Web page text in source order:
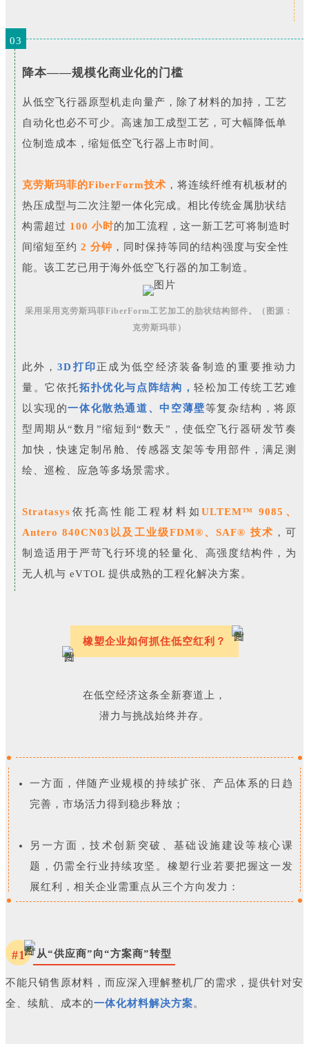
03
降本——规模化商业化的门槛
从低空飞行器原型机走向量产，除了材料的加持，工艺
自动化也必不可少。高速加工成型工艺，可大幅降低单
位制造成本，缩短低空飞行器上市时间。
克劳斯玛菲的FiberForm技术 ，将连续纤维有机板材的
热压成型与二次注塑一体化完成。相比传统金属肋状结
构需超过 100 小时的加工流程，这一新工艺可将制造时
间缩短至约 2 分钟 ，同时保持等同的结构强度与安全性
能。该工艺已用于海外低空飞行器的加工制造。
采用采用克劳斯玛菲FiberForm工艺加工的肋状结构部件。（图源：
克劳斯玛菲）
此外，3D打印正成为低空经济装备制造的重要推动力
量。它依托拓扑优化与点阵结构，轻松加工传统工艺难
以实现的一体化散热通道、中空薄壁等复杂结构，将原
型周期从“数月”缩短到“数天”，使低空飞行器研发节奏
加快，快速定制吊舱、传感器支架等专用部件，满足测
绘、巡检、应急等多场景需求。
Stratasys 依托高性能工程材料如ULTEM™ 9085、
Antero 840CN03以及工业级FDM®、SAF® 技术 ，可
制造适用于严苛飞行环境的轻量化、高强度结构件，为
无人机与 eVTOL 提供成熟的工程化解决方案。
橡塑企业如何抓住低空红利？
在低空经济这条全新赛道上，
潜力与挑战始终并存。
一方面，伴随产业规模的持续扩张、产品体系的日趋
完善，市场活力得到稳步释放；
另一方面，技术创新突破、基础设施建设等核心课
题，仍需全行业持续攻坚。橡塑行业若要把握这一发
展红利，相关企业需重点从三个方向发力：
#1 从“供应商”向“方案商”转型
不能只销售原材料，而应深入理解整机厂的需求，提供针对安
全、续航、成本的一体化材料解决方案。